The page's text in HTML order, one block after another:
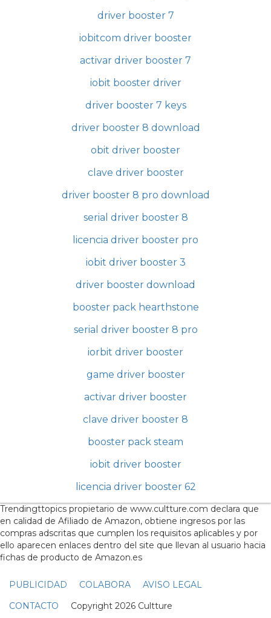
driver booster 7
iobitcom driver booster
activar driver booster 7
iobit booster driver
driver booster 7 keys
driver booster 8 download
obit driver booster
clave driver booster
driver booster 8 pro download
serial driver booster 8
licencia driver booster pro
iobit driver booster 3
driver booster download
booster pack hearthstone
serial driver booster 8 pro
iorbit driver booster
game driver booster
activar driver booster
clave driver booster 8
booster pack steam
iobit driver booster
licencia driver booster 62
Trendingttopics propietario de www.cultture.com declara que
en calidad de Afiliado de Amazon, obtiene ingresos por las
compras adscritas que cumplen los requisitos aplicables y por
ello aparecen enlaces dentro del site que llevan al usuario hacia
fichas de producto de Amazon.es
PUBLICIDAD COLABORA
AVISO LEGAL
CONTACTO Copyright 2026 Cultture